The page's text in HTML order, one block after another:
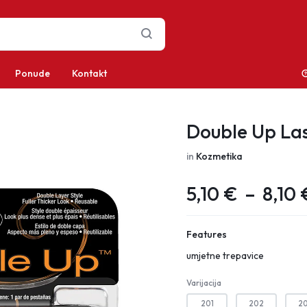
Ponude Kontakt
Double Up
in Kozmetika
5,10 € – 8,10
Features
umjetne trepavice
Varijacija
201 202